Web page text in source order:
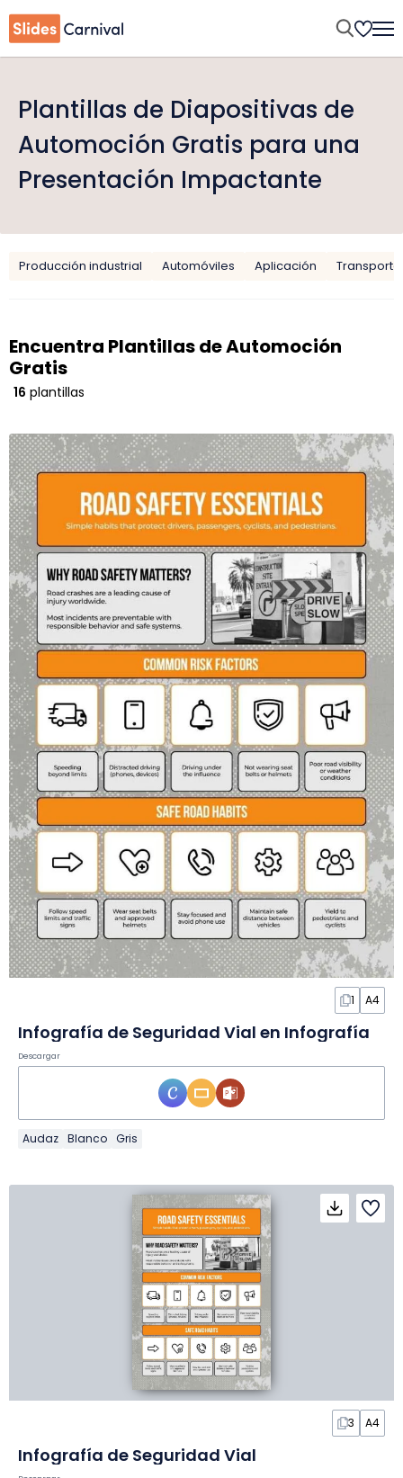
Plantillas de Diapositivas de
Automoción Gratis para una
Presentación Impactante
Producción industrial Automóviles Aplicación
Encuentra Plantillas de Automoción
Gratis
16 plantillas
1 A4
Infografía de Seguridad Vial en Infografía
Descargar
Audaz Blanco Gris
3 A4
Infografía de Seguridad Vial